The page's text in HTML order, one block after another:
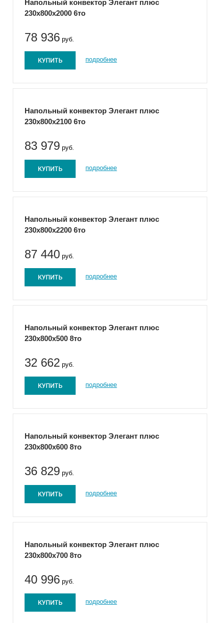
Напольный конвектор Элегант плюс
230x800x2000 6то
78 936 руб.
КУПИТЬ подробнее
Напольный конвектор Элегант плюс
230x800x2100 6то
83 979 руб.
КУПИТЬ подробнее
Напольный конвектор Элегант плюс
230x800x2200 6то
87 440 руб.
КУПИТЬ подробнее
Напольный конвектор Элегант плюс
230x800x500 8то
32 662 руб.
КУПИТЬ подробнее
Напольный конвектор Элегант плюс
230x800x600 8то
36 829 руб.
КУПИТЬ подробнее
Напольный конвектор Элегант плюс
230x800x700 8то
40 996 руб.
КУПИТЬ подробнее